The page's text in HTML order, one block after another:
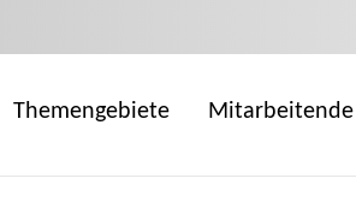
Themengebiete Mitarbeitende